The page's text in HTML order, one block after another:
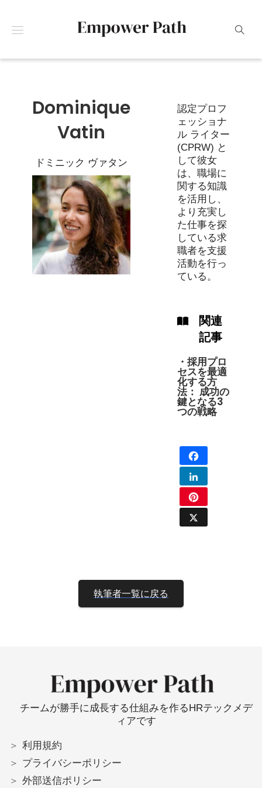
Dominique
Vatin
ドミニック ヴァタン
認定プロフ
ェッショナ
ル ライター
(CPRW) と
して彼女
は、職場に
関する知識
を活用し、
より充実し
た仕事を探
している求
職者を支援
活動を行っ
ている。
関連
記事
・採用プロ
セスを最適
化する方
法： 成功の
鍵となる3
つの戦略
執筆者一覧に戻る
チームが勝手に成長する仕組みを作るHRテックメデ
ィアです
＞ 利用規約
＞ プライバシーポリシー
＞ 外部送信ポリシー